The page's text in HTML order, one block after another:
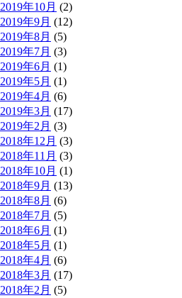
2019年10月 (2)
2019年9月 (12)
2019年8月 (5)
2019年7月 (3)
2019年6月 (1)
2019年5月 (1)
2019年4月 (6)
2019年3月 (17)
2019年2月 (3)
2018年12月 (3)
2018年11月 (3)
2018年10月 (1)
2018年9月 (13)
2018年8月 (6)
2018年7月 (5)
2018年6月 (1)
2018年5月 (1)
2018年4月 (6)
2018年3月 (17)
2018年2月 (5)